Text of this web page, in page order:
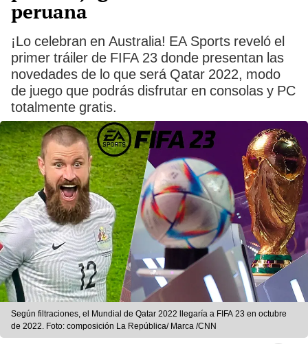
peruana
¡Lo celebran en Australia! EA Sports reveló el
primer tráiler de FIFA 23 donde presentan las
novedades de lo que será Qatar 2022, modo
de juego que podrás disfrutar en consolas y PC
totalmente gratis.
Según filtraciones, el Mundial de Qatar 2022 llegaría a FIFA 23 en octubre
de 2022. Foto: composición La República/ Marca /CNN